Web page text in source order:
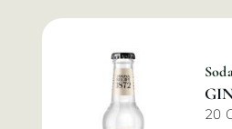
20